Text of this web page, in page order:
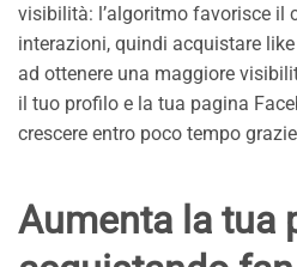
visibilità: l’algoritmo favorisce il
interazioni, quindi acquistare
ad ottenere una maggiore
il tuo profilo e la tua pagina
crescere entro poco tempo
Aumenta la tua